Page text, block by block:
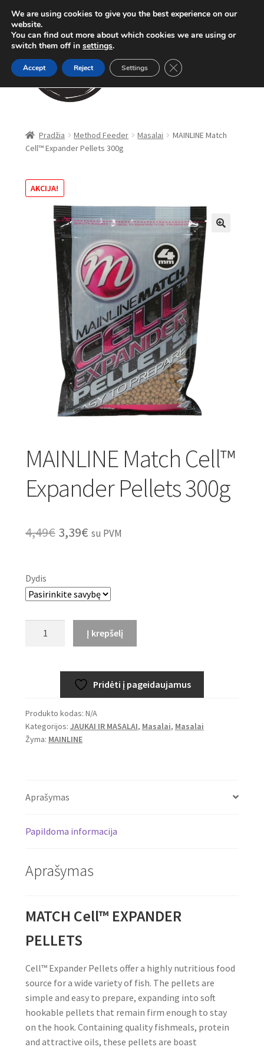
Pereiti
prie
meniu
Pereiti
prie
turinio
Karpinė žūklė
Dugninė žūklė
Apranga
Method Feeder
Turizmo reikmenys
IŠPARDAVIMAS!!!
Kontaktai
Pradžia Method Feeder Masalai
MAINLINE Match
Cell™ Expander Pellets 300g
AKCIJA!
MAINLINE Match Cell™
Expander Pellets 300g
4,49€ Original
4,49€.
3,39€Current
3,39€.
su PVM
Dydis
Expander
Pellets
300g
Į krepšelį
Pridėti į pageidaujamus
Produkto kodas: N/A
Kategorijos: JAUKAI IR MASALAI, Masalai, Masalai
Žyma: MAINLINE
Aprašymas
Papildoma informacija
Aprašymas
MATCH Cell™ EXPANDER
PELLETS
Cell™ Expander Pellets offer a highly nutritious food
source for a wide variety of fish. The pellets are
simple and easy to prepare, expanding into soft
hookable pellets that remain firm enough to stay
on the hook. Containing quality fishmeals, protein
and attractive oils, these pellets are boast
We are using cookies to give you the best experience on our
website.
You can find out more about which cookies we are using or
switch them off in settings.
Accept Reject Settings Close GDPR Cookie